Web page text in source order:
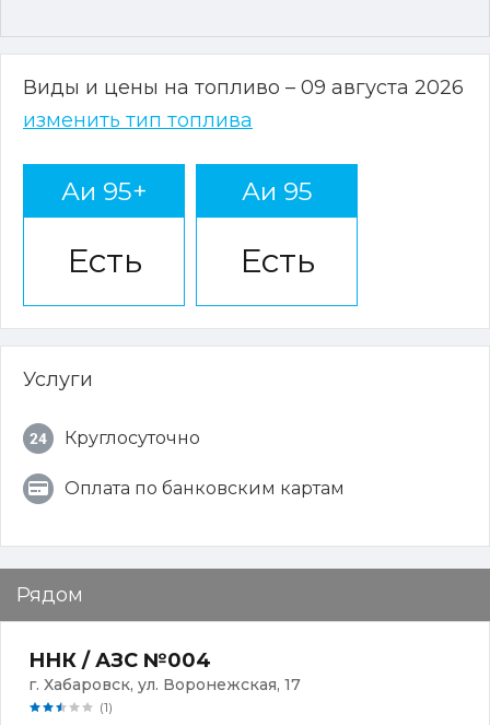
Виды и цены на топливо – 09 августа 2026
изменить тип топлива
Аи 95+
Есть
Аи 95
Есть
Услуги
Круглосуточно
Оплата по банковским картам
Рядом
ННК / АЗС №004
г. Хабаровск, ул. Воронежская, 17
(1)